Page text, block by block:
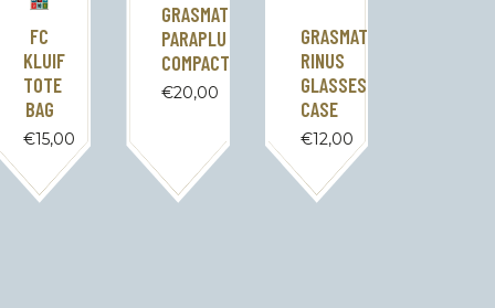
FC
KLUIF
TOTE
BAG
€15,00
GRASMAT
PARAPLU
COMPACT
€20,00
GRASMAT
RINUS
GLASSES
CASE
€12,00